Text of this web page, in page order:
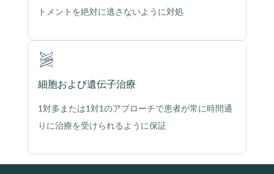
トメントを絶対に逃さないように対処
細胞および遺伝子治療
1対多または1対1のアプローチで患者が常に時間通
りに治療を受けられるように保証